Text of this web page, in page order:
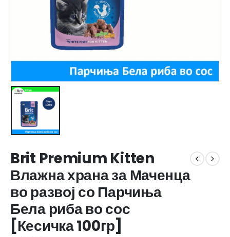
Brit Premium Kitten
Влажна храна за Маченца
во развој со Парчиња
Бела риба во сос
[Кесичка 100гр]